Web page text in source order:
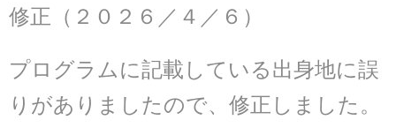
修正（２０２６／４／６）
プログラムに記載している出身地に誤
りがありましたので、修正しました。